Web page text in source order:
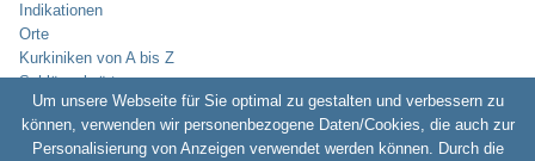
Indikationen
Orte
Kurkiniken von A bis Z
Schlüsselwörter
Um unsere Webseite für Sie optimal zu gestalten und verbessern zu
können, verwenden wir personenbezogene Daten/Cookies, die auch zur
Personalisierung von Anzeigen verwendet werden können. Durch die